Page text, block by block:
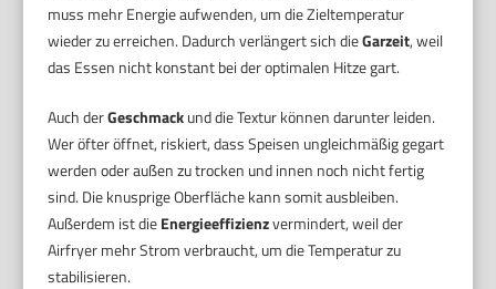
muss mehr Energie aufwenden, um die Zieltemperatur
wieder zu erreichen. Dadurch verlängert sich dieGarzeit, weil
das Essen nicht konstant bei der optimalen Hitze gart.
Auch derGeschmackund die Textur können darunter leiden.
Wer öfter öffnet, riskiert, dass Speisen ungleichmäßig gegart
werden oder außen zu trocken und innen noch nicht fertig
sind. Die knusprige Oberfläche kann somit ausbleiben.
Außerdem ist dieEnergieeffizienzvermindert, weil der
Airfryer mehr Strom verbraucht, um die Temperatur zu
stabilisieren.